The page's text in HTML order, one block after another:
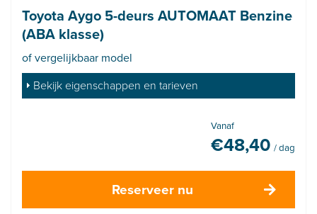
Toyota Aygo 5-deurs AUTOMAAT Benzine
(ABA klasse)
of vergelijkbaar model
Bekijk eigenschappen en tarieven
Vanaf
€48,40 / dag
Reserveer nu